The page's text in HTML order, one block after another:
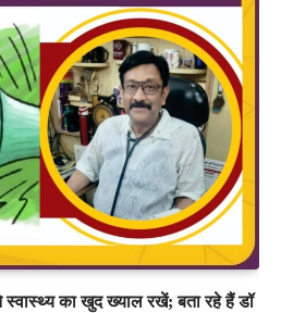
का खुद ख्याल रखें; बता रहे हैं डॉ